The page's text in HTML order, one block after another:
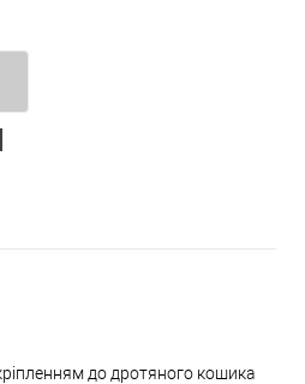
до дротяного кошика